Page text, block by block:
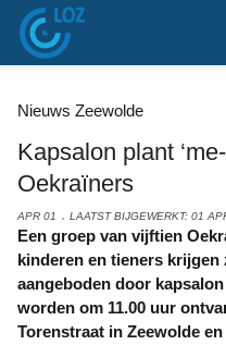
Nieuws Zeewolde
Kapsalon plant
Oekraïners
APR 01 LAATST BIJGEWERKT: 01
Een groep van vijftien Oekraïnse dames, maar ook hun
kinderen en tieners krijgen
aangeboden door
worden om 11.00 uur
Torenstraat in Zeewolde